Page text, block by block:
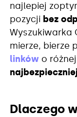
najlepiej
pozycji bez
Wyszukiwarka
mierze, bierze
linków o
Dlaczego